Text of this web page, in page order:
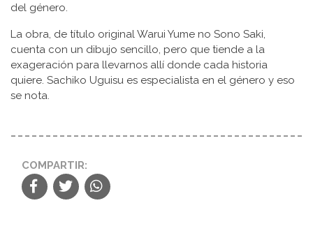
del género.
La obra, de título original Warui Yume no Sono Saki,
cuenta con un dibujo sencillo, pero que tiende a la
exageración para llevarnos allí donde cada historia
quiere. Sachiko Uguisu es especialista en el género y eso
se nota.
COMPARTIR: